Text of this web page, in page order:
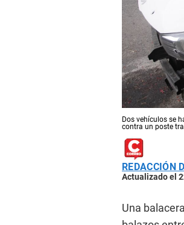
Dos vehículos se
contra un poste
REDACCIÓN
Actualizado el
Una